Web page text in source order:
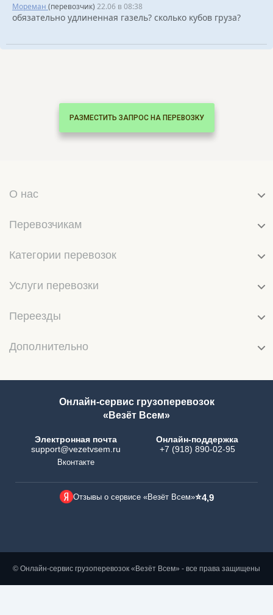
Мореман (перевозчик) 22.06 в 08:38
обязательно удлиненная газель? сколько кубов груза?
РАЗМЕСТИТЬ ЗАПРОС НА ПЕРЕВОЗКУ
О нас
Перевозчикам
Категории перевозок
Услуги перевозки
Переезды
Дополнительно
Онлайн-сервис грузоперевозок
«Везёт Всем»
Электронная почта
support@vezetvsem.ru
Вконтакте
Онлайн-поддержка
+7 (918) 890-02-95
Отзывы о сервисе «Везёт Всем»⭐4,9
© Онлайн-сервис грузоперевозок «Везёт Всем» - все права защищены